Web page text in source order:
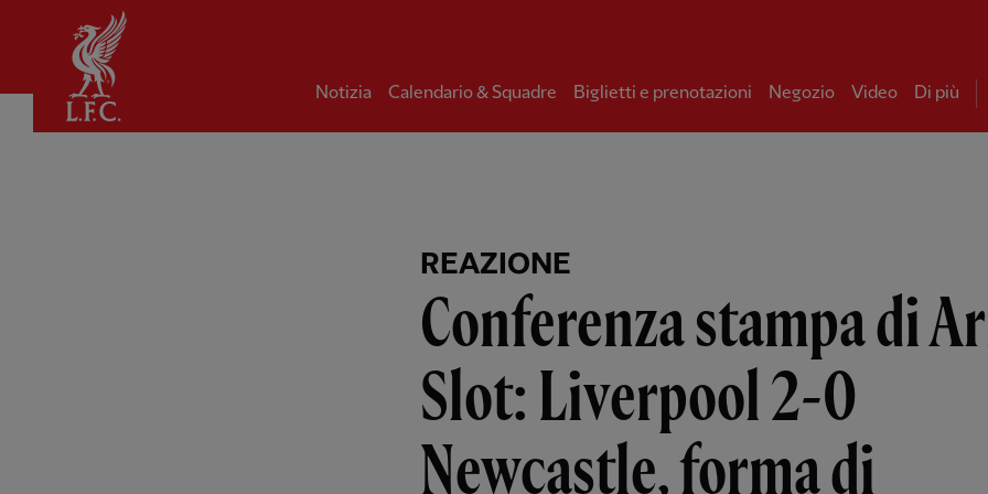
Notizia Calendario & Squadre Biglietti e prenotazioni Negozio Video Di più
REAZIONE
Conferenza stampa di
Slot: Liverpool 2-0
Newcastle, forma di